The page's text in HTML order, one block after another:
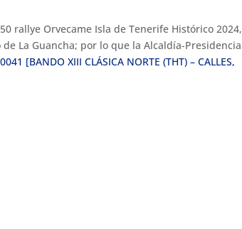
rallye Orvecame Isla de Tenerife Histórico 2024,
La Guancha; por lo que la Alcaldía-Presidencia
[BANDO XIII CLÁSICA NORTE (THT) – CALLES,